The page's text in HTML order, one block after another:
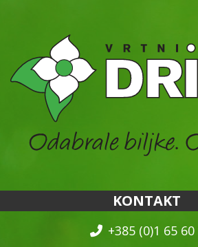
KONTAKT
+385 (0)1 65 60